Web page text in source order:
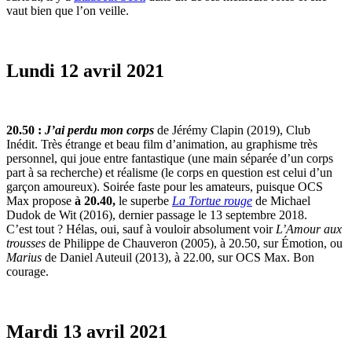
vaut bien que l’on veille.
Lundi 12 avril 2021
20.50 : J’ai perdu mon corps de Jérémy Clapin (2019), Club
Inédit. Très étrange et beau film d’animation, au graphisme très
personnel, qui joue entre fantastique (une main séparée d’un corps
part à sa recherche) et réalisme (le corps en question est celui d’un
garçon amoureux). Soirée faste pour les amateurs, puisque OCS
Max propose à 20.40, le superbe La Tortue rouge de Michael
Dudok de Wit (2016), dernier passage le 13 septembre 2018.
C’est tout ? Hélas, oui, sauf à vouloir absolument voirL’Amour aux
trousses de Philippe de Chauveron (2005), à 20.50, sur Émotion, ou
Marius de Daniel Auteuil (2013), à 22.00, sur OCS Max. Bon
courage.
Mardi 13 avril 2021